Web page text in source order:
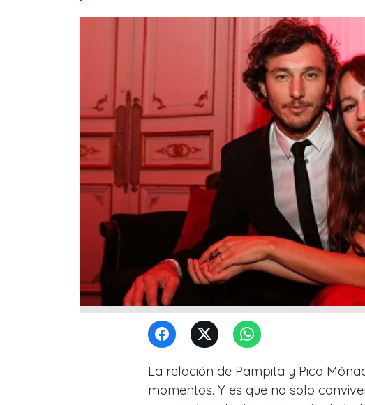
La relación de Pampita y Pico
momentos. Y es que no solo